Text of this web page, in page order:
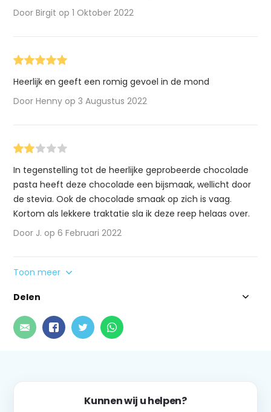
Door Birgit op 1 Oktober 2022
Heerlijk en geeft een romig gevoel in de mond
Door Henny op 3 Augustus 2022
In tegenstelling tot de heerlijke geprobeerde chocolade
pasta heeft deze chocolade een bijsmaak, wellicht door
de stevia. Ook de chocolade smaak op zich is vaag.
Kortom als lekkere traktatie sla ik deze reep helaas over.
Door J. op 6 Februari 2022
Toon meer
Delen
Kunnen wij u helpen?